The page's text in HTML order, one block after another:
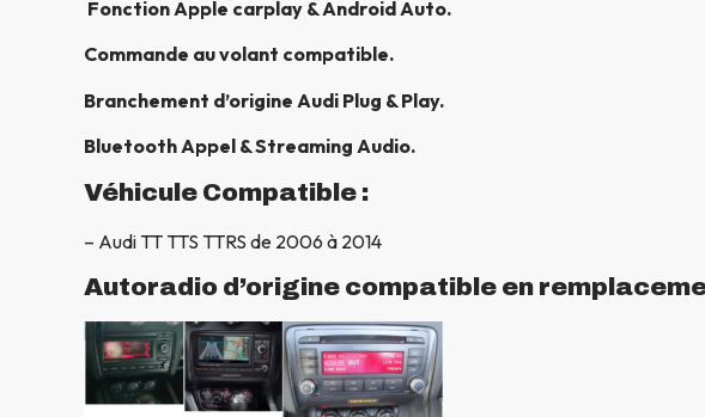
Fonction Apple carplay & Android Auto.
Commande au volant compatible.
Branchement d’origine Audi Plug & Play.
Bluetooth Appel & Streaming Audio.
Véhicule Compatible :
– Audi TT TTS TTRS de 2006 à 2014
Autoradio d’origine compatible en